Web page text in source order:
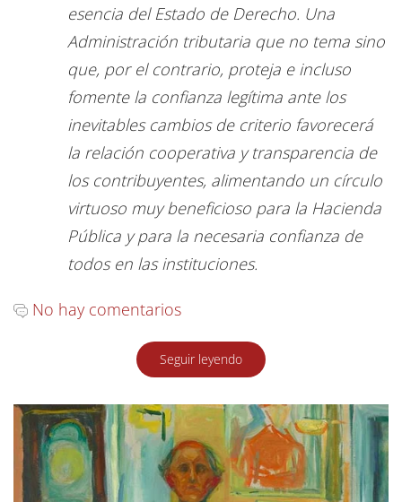
esencia del Estado de Derecho. Una
Administración tributaria que no tema sino
que, por el contrario, proteja e incluso
fomente la confianza legítima ante los
inevitables cambios de criterio favorecerá
la relación cooperativa y transparencia de
los contribuyentes, alimentando un círculo
virtuoso muy beneficioso para la Hacienda
Pública y para la necesaria confianza de
todos en las instituciones.
No hay comentarios
Seguir leyendo